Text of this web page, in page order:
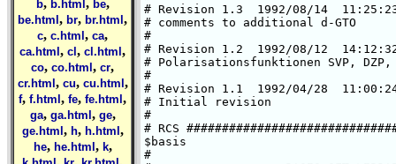
b, b.html , be,
be.html , br, br.html ,
c, c.html , ca,
ca.html , cl , cl.html ,
co, co.html , cr,
cr.html , cu, cu.html ,
f, f.html , fe, fe.html ,
ga, ga.html , ge,
ge.html , h, h.html ,
he, he.html , k,